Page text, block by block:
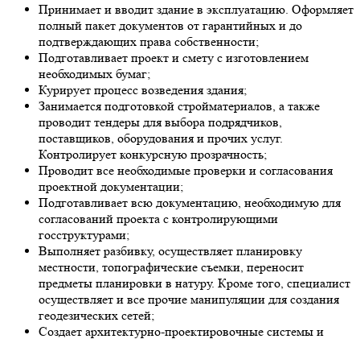
Принимает и вводит здание в эксплуатацию. Оформляет
полный пакет документов от гарантийных и до
подтверждающих права собственности;
Подготавливает проект и смету с изготовлением
необходимых бумаг;
Курирует процесс возведения здания;
Занимается подготовкой стройматериалов, а также
проводит тендеры для выбора подрядчиков,
поставщиков, оборудования и прочих услуг.
Контролирует конкурсную прозрачность;
Проводит все необходимые проверки и согласования
проектной документации;
Подготавливает всю документацию, необходимую для
согласований проекта с контролирующими
госструктурами;
Выполняет разбивку, осуществляет планировку
местности, топографические съемки, переносит
предметы планировки в натуру. Кроме того, специалист
осуществляет и все прочие манипуляции для создания
геодезических сетей;
Создает архитектурно-проектировочные системы и